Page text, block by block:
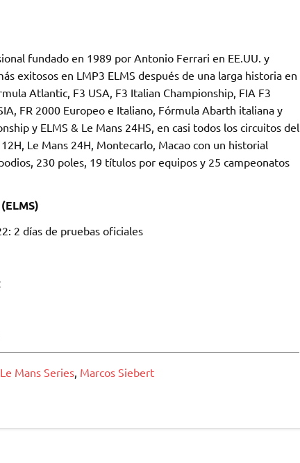
fundado en 1989 por Antonio Ferrari en EE.UU. y
exitosos en LMP3 ELMS después de una larga historia en
Atlantic, F3 USA, F3 Italian Championship, FIA F3
FR 2000 Europeo e Italiano, Fórmula Abarth italiana y
y ELMS & Le Mans 24HS, en casi todos los circuitos del
Le Mans 24H, Montecarlo, Macao con un historial
230 poles, 19 títulos por equipos y 25 campeonatos
2 días de pruebas oficiales
Mans Series, Marcos Siebert